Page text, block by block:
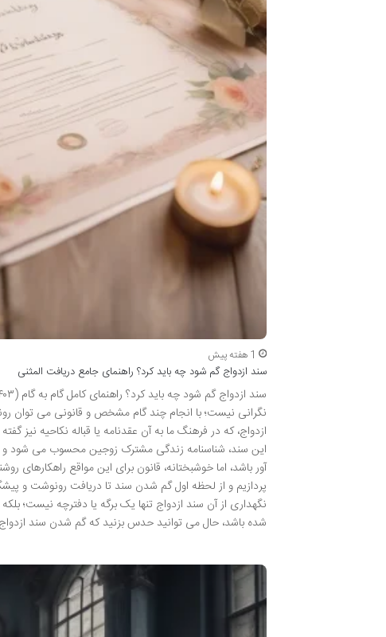
1 هفته پیش
سند ازدواج گم شود چه باید کرد؟ راهنمای جامع دریافت المثنی
نگرانی نیست؛ با انجام چند گام مشخص و قانونی می توان
ازدواج، که در فرهنگ ما به آن عقدنامه یا قباله نکاحیه
این سند، شناسنامه زندگی مشترک زوجین محسوب می شود و
آور باشد، اما خوشبختانه، قانون برای این مواقع
پردازیم و از لحظه اول گم شدن سند تا دریافت رونوشت و
نگهداری از آن سند ازدواج تنها یک برگه یا دفترچه نیست؛
شده باشد، حال می توانید حدس بزنید که گم شدن سند